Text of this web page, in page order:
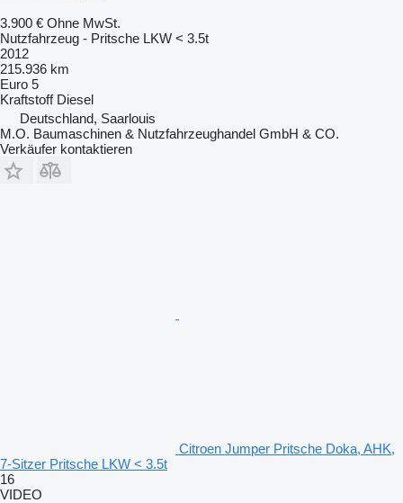
3.900 € Ohne MwSt.
Nutzfahrzeug - Pritsche LKW < 3.5t
2012
215.936 km
Euro 5
Kraftstoff Diesel
Deutschland, Saarlouis
M.O. Baumaschinen & Nutzfahrzeughandel GmbH & CO.
Verkäufer kontaktieren
Citroen Jumper Pritsche Doka, AHK,
7-Sitzer Pritsche LKW < 3.5t
16
VIDEO